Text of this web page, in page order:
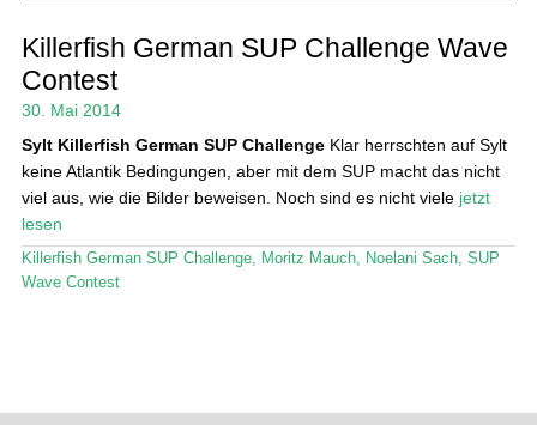
Ratgeber
Das Magazin
Stand Up Magazin TV
SPOT FINDER
Mein Konto
Killerfish German SUP Challenge Wave
Contest
30. Mai 2014
Sylt Killerfish German SUP Challenge Klar herrschten auf Sylt
keine Atlantik Bedingungen, aber mit dem SUP macht das nicht
viel aus, wie die Bilder beweisen. Noch sind es nicht viele jetzt
lesen
Killerfish German SUP Challenge, Moritz Mauch, Noelani Sach, SUP
Wave Contest